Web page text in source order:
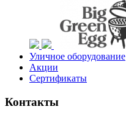
Уличное оборудование
Акции
Сертификаты
Контакты